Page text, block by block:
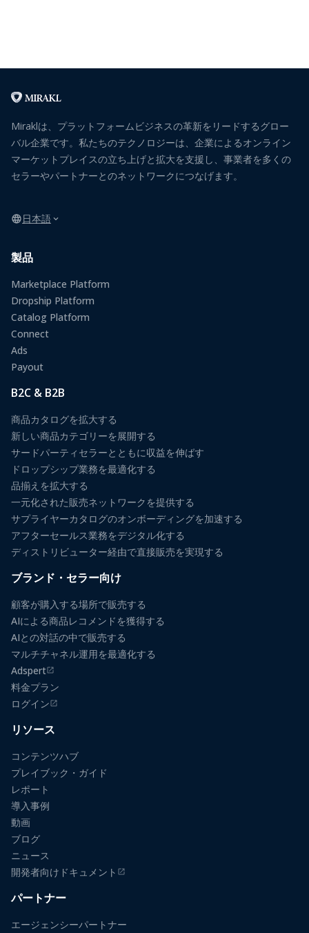
Miraklは、プラットフォームビジネスの革新をリードするグロー
バル企業です。私たちのテクノロジーは、企業によるオンライン
マーケットプレイスの立ち上げと拡大を支援し、事業者を多くの
セラーやパートナーとのネットワークにつなげます。
日本語
製品
Marketplace Platform
Dropship Platform
Catalog Platform
Connect
Ads
Payout
B2C & B2B
商品カタログを拡大する
新しい商品カテゴリーを展開する
サードパーティセラーとともに収益を伸ばす
ドロップシップ業務を最適化する
品揃えを拡大する
一元化された販売ネットワークを提供する
サプライヤーカタログのオンボーディングを加速する
アフターセールス業務をデジタル化する
ディストリビューター経由で直接販売を実現する
ブランド・セラー向け
顧客が購入する場所で販売する
AIによる商品レコメンドを獲得する
AIとの対話の中で販売する
マルチチャネル運用を最適化する
Adspert
（新しいタブで開きます）
料金プラン
ログイン
（新しいタブで開きます）
リソース
コンテンツハブ
プレイブック・ガイド
レポート
導入事例
動画
ブログ
ニュース
開発者向けドキュメント
（新しいタブで開きます）
パートナー
エージェンシーパートナー